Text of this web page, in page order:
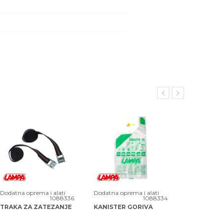
Dodatna oprema i alati
1088336
TRAKA ZA ZATEZANJE
Dodatna oprema i alati
1088334
KANISTER GORIVA